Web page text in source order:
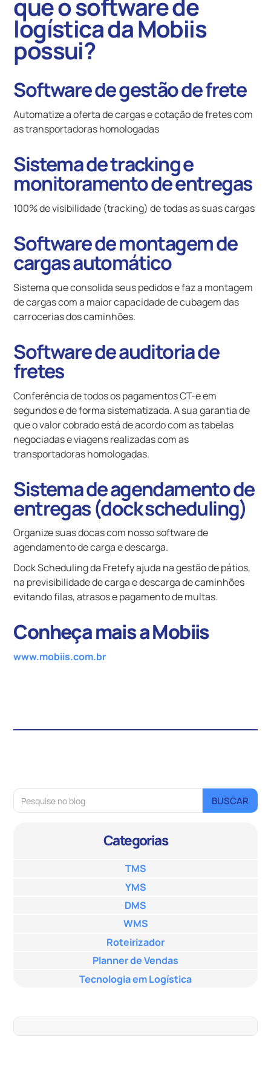
que o software de
logística da Mobiis
possui?
Software de gestão de frete
Automatize a oferta de cargas e cotação de fretes com
as transportadoras homologadas
Sistema de tracking e
monitoramento de entregas
100% de visibilidade (tracking) de todas as suas cargas
Software de montagem de
cargas automático
Sistema que consolida seus pedidos e faz a montagem
de cargas com a maior capacidade de cubagem das
carrocerias dos caminhões.
Software de auditoria de
fretes
Conferência de todos os pagamentos CT-e em
segundos e de forma sistematizada. A sua garantia de
que o valor cobrado está de acordo com as tabelas
negociadas e viagens realizadas com as
transportadoras homologadas.
Sistema de agendamento de
entregas (dock scheduling)
Organize suas docas com nosso software de
agendamento de carga e descarga.
Dock Scheduling da Fretefy ajuda na gestão de pátios,
na previsibilidade de carga e descarga de caminhões
evitando filas, atrasos e pagamento de multas.
Conheça mais a Mobiis
www.mobiis.com.br
Categorias
TMS
YMS
DMS
WMS
Roteirizador
Planner de Vendas
Tecnologia em Logística